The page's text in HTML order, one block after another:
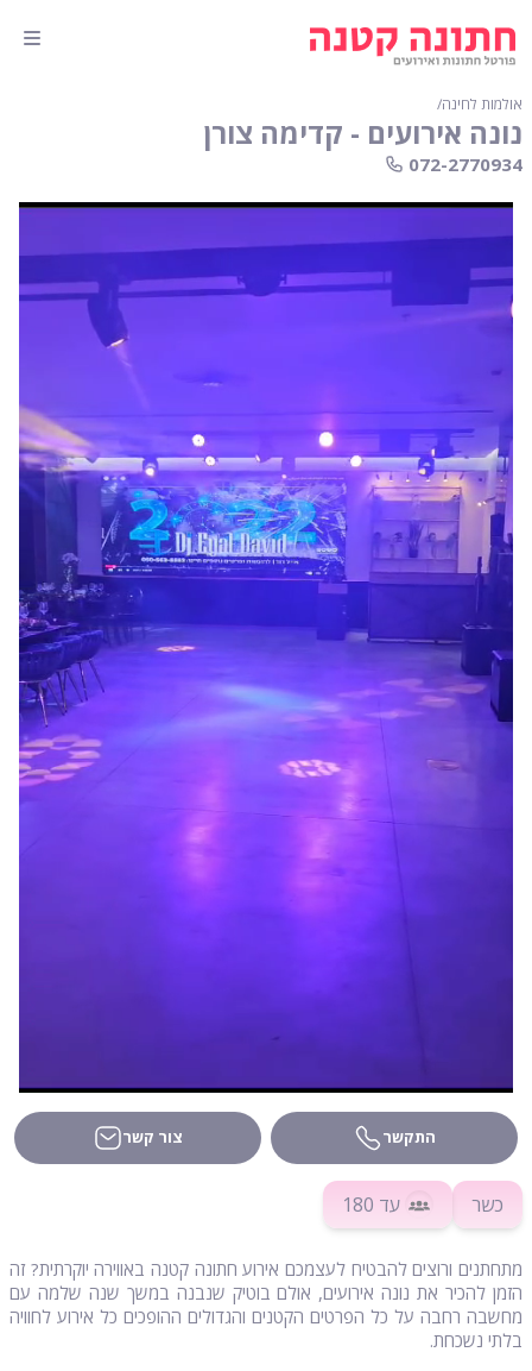
אולמות לחינה∕
נונה אירועים - קדימה צורן
072-2770934
התקשר צור קשר
כשר עד 180
מתחתנים ורוצים להבטיח לעצמכם אירוע חתונה קטנה באווירה יוקרתית? זה
הזמן להכיר את נונה אירועים, אולם בוטיק שנבנה במשך שנה שלמה עם
מחשבה רחבה על כל הפרטים הקטנים והגדולים ההופכים כל אירוע לחוויה
בלתי נשכחת.